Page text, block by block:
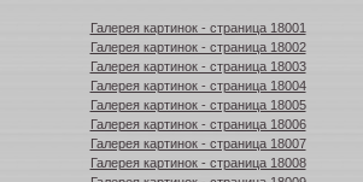
Галерея картинок - страница 18001
Галерея картинок - страница 18002
Галерея картинок - страница 18003
Галерея картинок - страница 18004
Галерея картинок - страница 18005
Галерея картинок - страница 18006
Галерея картинок - страница 18007
Галерея картинок - страница 18008